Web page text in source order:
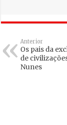
Anterior
Os pais da
de
Nunes